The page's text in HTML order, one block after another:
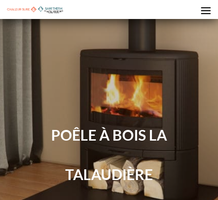
POÊLE À BOIS LA
TALAUDIÈRE